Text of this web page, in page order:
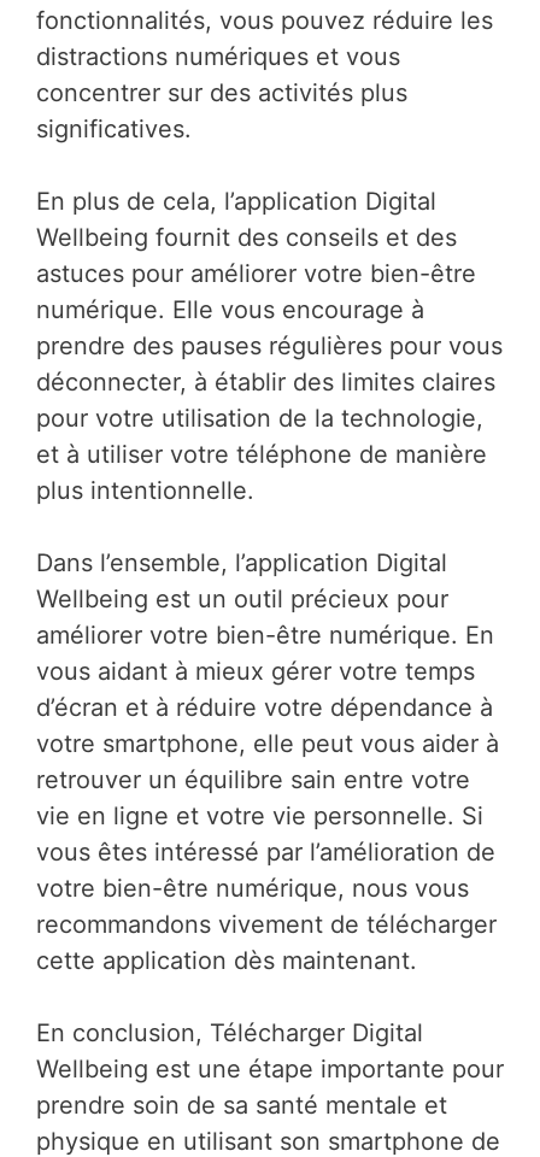
fonctionnalités, vous pouvez réduire les
distractions numériques et vous
concentrer sur des activités plus
significatives.
En plus de cela, l’application Digital
Wellbeing fournit des conseils et des
astuces pour améliorer votre bien-être
numérique. Elle vous encourage à
prendre des pauses régulières pour vous
déconnecter, à établir des limites claires
pour votre utilisation de la technologie,
et à utiliser votre téléphone de manière
plus intentionnelle.
Dans l’ensemble, l’application Digital
Wellbeing est un outil précieux pour
améliorer votre bien-être numérique. En
vous aidant à mieux gérer votre temps
d’écran et à réduire votre dépendance à
votre smartphone, elle peut vous aider à
retrouver un équilibre sain entre votre
vie en ligne et votre vie personnelle. Si
vous êtes intéressé par l’amélioration de
votre bien-être numérique, nous vous
recommandons vivement de télécharger
cette application dès maintenant.
En conclusion, Télécharger Digital
Wellbeing est une étape importante pour
prendre soin de sa santé mentale et
physique en utilisant son smartphone de